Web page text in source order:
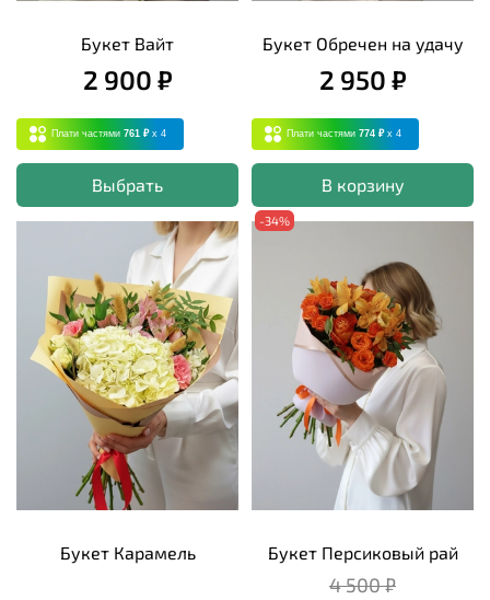
Букет Вайт
2 900 ₽
Плати частями 761 ₽ x 4
Выбрать
Букет Обречен на удачу
2 950 ₽
Плати частями 774 ₽ x 4
В корзину
Букет Карамель
-34%
Букет Персиковый рай
4 500 ₽